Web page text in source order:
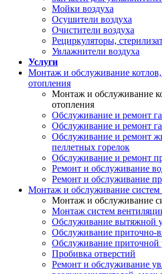
Мойки воздуха
Осушители воздуха
Очистители воздуха
Рециркуляторы,
Увлажнители воздуха
Услуги
Монтаж и обслуживание котлов,
отопления
Монтаж и обслуживание
отопления
Обслуживание и ремонт
Обслуживание и ремонт
Обслуживание и ремонт
пеллетных горелок
Обслуживание и ремонт
Ремонт и обслуживание
Ремонт и обслуживание
Монтаж и обслуживание систем
Монтаж и обслуживание
Монтаж систем
Обслуживание вытяжной
Обслуживание приточно-
Обслуживание приточной
Пробивка отверстий
Ремонт и обслуживание